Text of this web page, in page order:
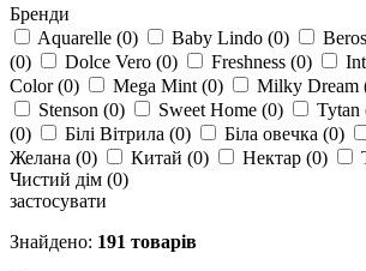
Бренди
Aquarelle (0) Baby Lindo (0)
(0) Dolce Vero (0) Freshness (0)
Color(0) Mega Mint (0) Milky Dream
Stenson (0) Sweet Home (0) Tytan
(0) Білі Вітрила (0) Біла овечка (0)
Желана (0) Китай (0) Нектар (0)
Чистий дім (0)
застосувати
Знайдено: 191 товарів